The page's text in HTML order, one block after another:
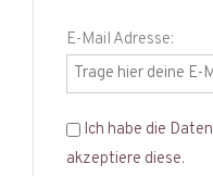
E-Mail Adresse:
Ich habe die
akzeptiere diese.